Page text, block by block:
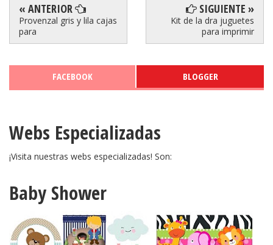
« ANTERIOR
Provenzal gris y lila cajas
para
SIGUIENTE »
Kit de la dra juguetes
para imprimir
FACEBOOK BLOGGER
Webs Especializadas
¡Visita nuestras webs especializadas! Son:
Baby Shower